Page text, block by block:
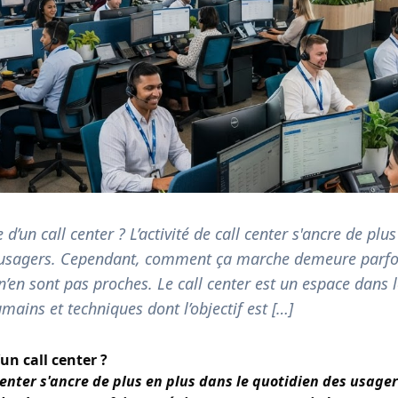
call center ? L’activité de call center s'ancre de
Cependant, comment ça marche demeure
sont pas proches. Le call center est un espace
et techniques dont l’objectif est […]
call center ?
s'ancre de plus en plus dans le quotidien des